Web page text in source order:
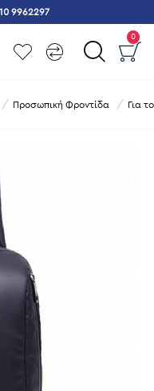
9962297
0
Προσωπική Φροντίδα Για